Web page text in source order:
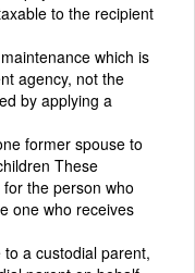
to the recipient
which is
agency, not the
by applying a
former spouse to
These
the person who
one who receives
a custodial parent,